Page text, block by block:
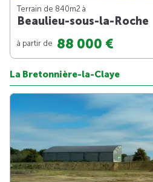
Terrain de 840m2 à
Beaulieu-sous-la-Roche
à partir de 88 000 €
La Bretonnière-la-Claye